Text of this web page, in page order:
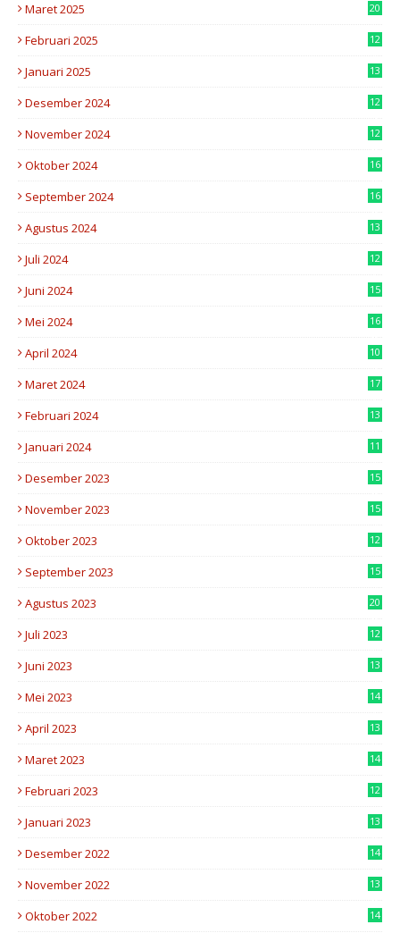
Maret 2025
20
Februari 2025
12
Januari 2025
13
Desember 2024
12
November 2024
12
Oktober 2024
16
September 2024
16
Agustus 2024
13
Juli 2024
12
Juni 2024
15
Mei 2024
16
April 2024
10
Maret 2024
17
Februari 2024
13
Januari 2024
11
Desember 2023
15
November 2023
15
Oktober 2023
12
September 2023
15
Agustus 2023
20
Juli 2023
12
Juni 2023
13
Mei 2023
14
April 2023
13
Maret 2023
14
Februari 2023
12
Januari 2023
13
Desember 2022
14
November 2022
13
Oktober 2022
14